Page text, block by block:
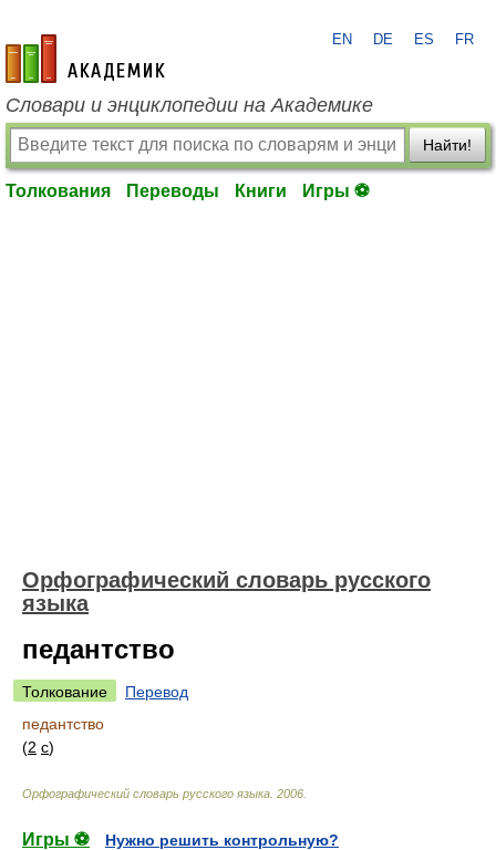
academic.ru
EN DE ES FR
Словари и энциклопедии на Академике
Найти!
Толкования Переводы Книги Игры ⚽
Орфографический словарь русского
языка
педантство
Толкование
Перевод
педантство
(2 с)
Орфографический словарь русского языка 2006
Игры ⚽
Нужно решить контрольную?